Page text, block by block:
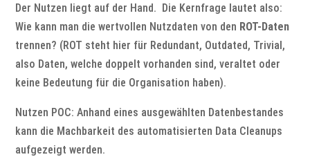
Der Nutzen liegt auf der Hand. Die Kernfrage lautet also:
Wie kann man die wertvollen Nutzdaten von den ROT-Daten
trennen? (ROT steht hier für Redundant, Outdated, Trivial,
also Daten, welche doppelt vorhanden sind, veraltet oder
keine Bedeutung für die Organisation haben).
Nutzen POC: Anhand eines ausgewählten Datenbestandes
kann die Machbarkeit des automatisierten Data Cleanups
aufgezeigt werden.